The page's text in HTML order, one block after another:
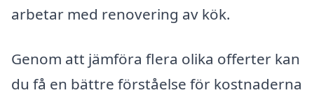
arbetar med renovering av kök.
Genom att jämföra flera olika offerter kan
du få en bättre förståelse för kostnaderna